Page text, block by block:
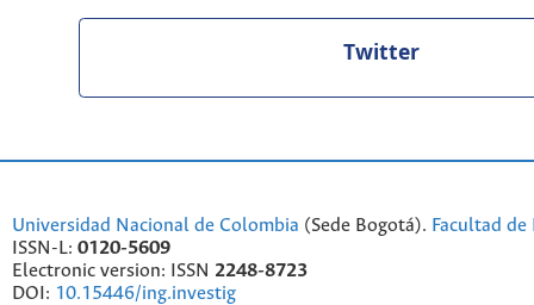
Twitter
Universidad Nacional de Colombia (Sede Bogotá). Facultad
ISSN-L: 0120-5609
Electronic version: ISSN 2248-8723
DOI: 10.15446/ing.investig